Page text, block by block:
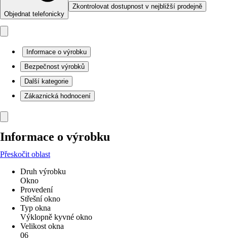
Objednat telefonicky
Zkontrolovat dostupnost v nejbližší prodejně
Informace o výrobku
Bezpečnost výrobků
Další kategorie
Zákaznická hodnocení
Informace o výrobku
Přeskočit oblast
Druh výrobku
Okno
Provedení
Střešní okno
Typ okna
Výklopně kyvné okno
Velikost okna
06